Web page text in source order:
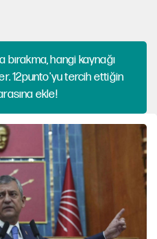
hangi kaynağı
12punto'yu tercih ettiğin
ekle!